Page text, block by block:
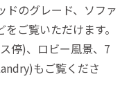
ドのグレード、ソファ
ご覧いただけます。
停)、ロビー風景、7
もご覧くださ